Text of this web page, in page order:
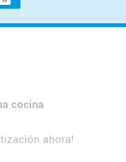
cocina
ahora!